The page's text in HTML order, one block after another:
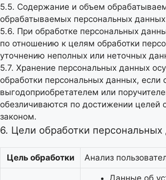
5.5. Содержание и объем
обрабатываемых персональных
5.6. При обработке персональных
по отношению к целям обработки
уточнению неполных или неточных
5.7. Хранение персональных данных
обработки персональных данных,
выгодоприобретателем или
обезличиваются по достижении целей
законом.
6. Цели обработки персональных
Цель обработки Анализ
Данные об